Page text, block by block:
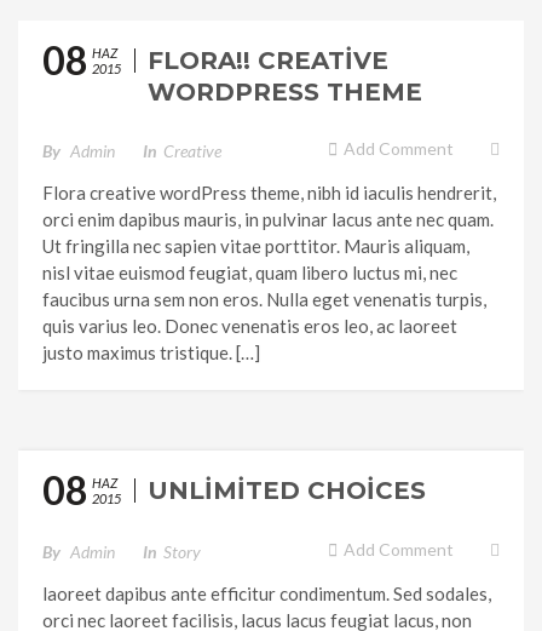
08 HAZ
2015
FLORA!! CREATIVE
WORDPRESS THEME
By Admin In Creative Add Comment
Flora creative wordPress theme, nibh id iaculis hendrerit,
orci enim dapibus mauris, in pulvinar lacus ante nec quam.
Ut fringilla nec sapien vitae porttitor. Mauris aliquam,
nisl vitae euismod feugiat, quam libero luctus mi, nec
faucibus urna sem non eros. Nulla eget venenatis turpis,
quis varius leo. Donec venenatis eros leo, ac laoreet
justo maximus tristique. […]
08 HAZ
2015
UNLIMITED CHOICES
By Admin In Story Add Comment
laoreet dapibus ante efficitur condimentum. Sed sodales,
orci nec laoreet facilisis, lacus lacus feugiat lacus, non